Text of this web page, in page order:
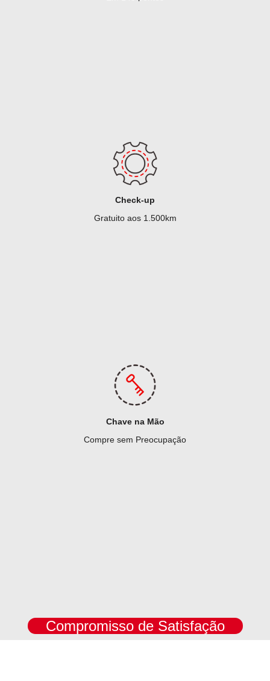
Check-up
Gratuito aos 1.500km
Chave na Mão
Compre sem Preocupação
Compromisso de Satisfação